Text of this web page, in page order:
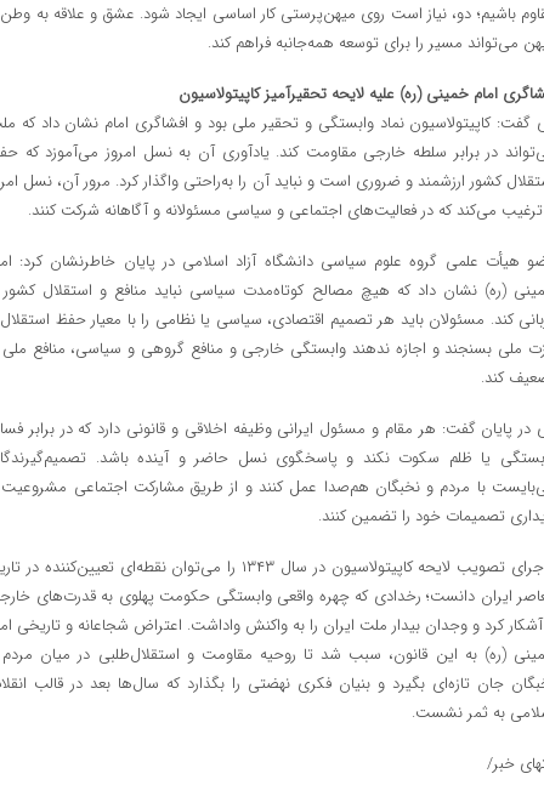
باشیم؛ دو، نیاز است روی میهن‌پرستی کار اساسی ایجاد شود. عشق و علاقه به
می‌تواند مسیر را برای توسعه همه‌جانبه فراهم کند.
امام خمینی (ره) علیه لایحه تحقیرآمیز کاپیتولاسیون
گفت: کاپیتولاسیون نماد وابستگی و تحقیر ملی بود و افشاگری امام نشان داد که
در برابر سلطه خارجی مقاومت کند. یادآوری آن به نسل امروز می‌آموزد که
کشور ارزشمند و ضروری است و نباید آن را به‌راحتی واگذار کرد. مرور آن، نسل
ترغیب می‌کند که در فعالیت‌های اجتماعی و سیاسی مسئولانه و آگاهانه شرکت کنند.
هیأت علمی گروه علوم سیاسی دانشگاه آزاد اسلامی در پایان خاطرنشان کرد:
(ره) نشان داد که هیچ مصالح کوتاه‌مدت سیاسی نباید منافع و استقلال کشور
کند. مسئولان باید هر تصمیم اقتصادی، سیاسی یا نظامی را با معیار حفظ
ملی بسنجند و اجازه ندهند وابستگی خارجی و منافع گروهی و سیاسی، منافع ملی
کند.
در پایان گفت: هر مقام و مسئول ایرانی وظیفه اخلاقی و قانونی دارد که در برابر
یا ظلم سکوت نکند و پاسخگوی نسل حاضر و آینده باشد.
با مردم و نخبگان هم‌صدا عمل کنند و از طریق مشارکت اجتماعی
تصمیمات خود را تضمین کنند.
ماجرای تصویب لایحه کاپیتولاسیون در سال ۱۳۴۳ را می‌توان نقطه‌ای تعیین‌کننده در
ایران دانست؛ رخدادی که چهره واقعی وابستگی حکومت پهلوی به قدرت‌های
آشکار کرد و وجدان بیدار ملت ایران را به واکنش واداشت. اعتراض شجاعانه و تاریخی
(ره) به این قانون، سبب شد تا روحیه مقاومت و استقلال‌طلبی در میان
جان تازه‌ای بگیرد و بنیان فکری نهضتی را بگذارد که سال‌ها بعد در قالب
به ثمر نشست.
خبر/